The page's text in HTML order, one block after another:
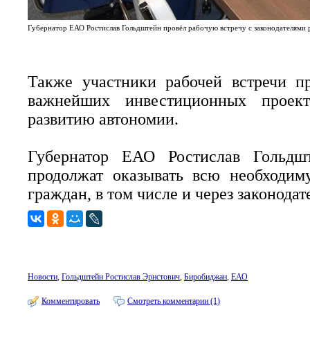
Губернатор ЕАО Ростислав Гольдштейн провёл рабочую встречу с законодателями
Также участники рабочей встречи
важнейших инвестиционных
развитию автономии.
Губернатор ЕАО Ростислав
продолжат оказывать всю
граждан, в том числе и через
Новости, Гольдштейн Ростислав Эрнстович, Биробиджан, ЕАО
Комментировать Смотреть комментарии (1)